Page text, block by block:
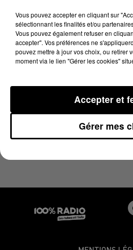
10 mars 2025 - 2 min 14 sec
LES INFOS DU BÉARN DU
Vous pouvez accepter en cliquant sur
sélectionnant les finalités et/ou
Vous pouvez également refuser en
accepter". Vos préférences ne
pouvez mettre à jour vos choix, ou retirer
moment via le lien "Gérer les cookies"
Gérer mes
Accepter et